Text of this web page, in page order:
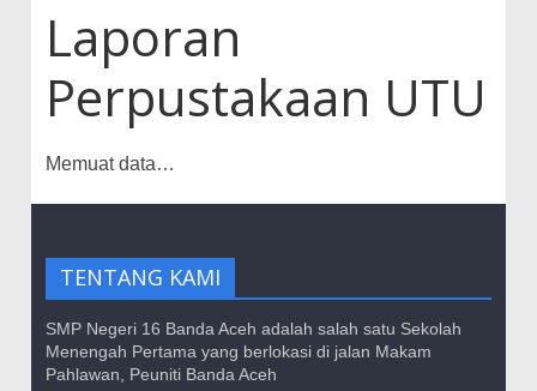
Banda
Aceh
Website
16
Banda
Aceh
Laporan
Perpustakaan UTU
Memuat data…
TENTANG KAMI
SMP Negeri 16 Banda Aceh adalah salah satu Sekolah
Menengah Pertama yang berlokasi di jalan Makam
Pahlawan, Peuniti Banda Aceh